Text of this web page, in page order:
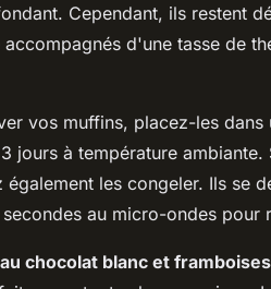
Cependant, ils restent
accompagnés d'une tasse de
vos muffins, placez-les
jours à température
également les congeler. Ils se
au micro-ondes pour
chocolat blanc et framboises